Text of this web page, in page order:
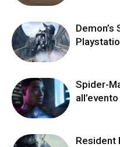
Demon’s
Spider-
Resident